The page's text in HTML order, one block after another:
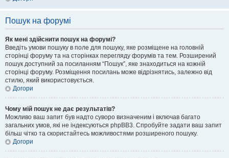
Пошук на форумі
Як мені здійснити пошук на форумі?
Введіть умови пошуку в поле для пошуку, яке розміщене на головній
сторінці форуму та на сторінках перегляду форумів та тем. Розширений
пошук доступний за посиланням “Пошук”, яке знаходиться на кожній
сторінці форуму. Розміщення посилань може відрізнятись, залежно від
стилю, який використовується.
Догори
Чому мій пошук не дає результатів?
Можливо ваш запит був надто суворо визначеним і включав багато
загальних умов, які не індексуються phpBB3. Спробуйте задати ваш запит
більш чітко та скористайтесь можливостями розширеного пошуку.
Догори